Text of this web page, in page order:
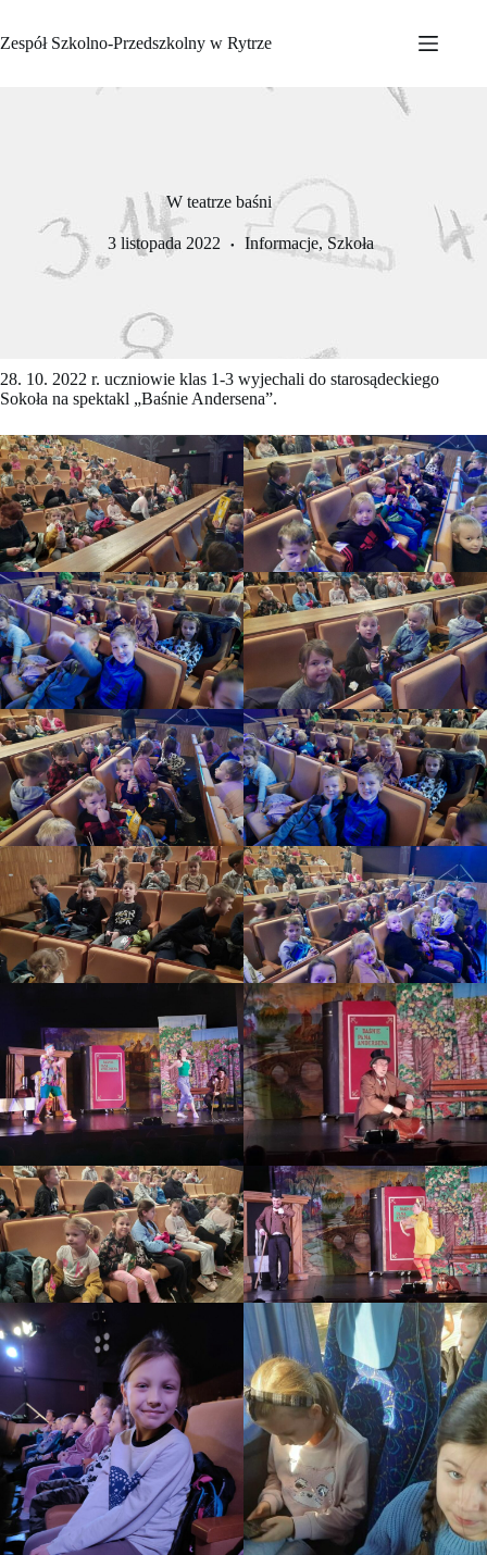
treści
Zespół Szkolno-Przedszkolny w Rytrze
W teatrze baśni
3 listopada 2022 Informacje,Szkoła
28. 10. 2022 r. uczniowie klas 1-3 wyjechali do starosądeckiego
Sokoła na spektakl „Baśnie Andersena”.